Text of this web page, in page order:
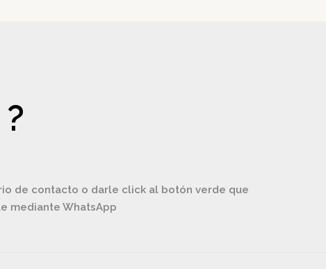
de contacto o darle click al botón verde que
mediante WhatsApp